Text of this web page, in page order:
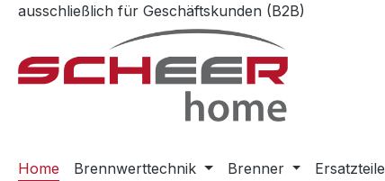
Hauptinhalt springen
Zur Suche springen
Zur Hauptnavigation springen
ausschließlich für Geschäftskunden (B2B)
Home Brennwerttechnik Brenner Ersatzteile